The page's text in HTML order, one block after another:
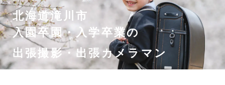
北海道滝川市
入園卒園・入学卒業の
出張撮影・出張カメラマン